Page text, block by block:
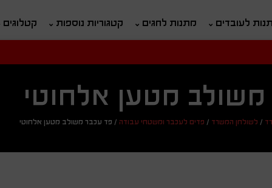
לעובדים מתנות לחגים קטגוריות נוספות קטלוגים
מטען אלחוטי
/ לשולחן המשרד / פדים לעכבר ומשטחי עבודה / פד עכבר משולב מטען אלחוטי